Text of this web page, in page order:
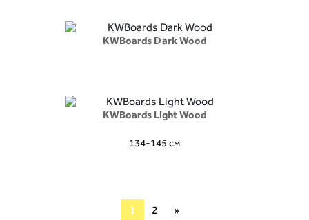
KWBoards Dark Wood
KWBoards Light Wood
134-145 см
1(current)
2 »